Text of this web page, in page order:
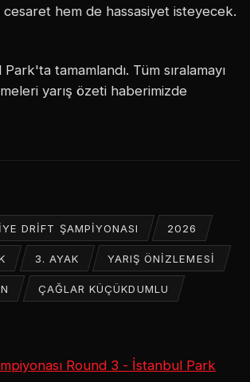
hem de hassasiyet isteyecek.
tamamlandı. Tüm sıralamayı
yarış özeti haberimizde
DRIFT ŞAMPIYONASI 2026
3. AYAK YARIŞ ÖNIZLEMESI
ÇAĞLAR KÜÇÜKDUMLU
Round 3 - İstanbul Park